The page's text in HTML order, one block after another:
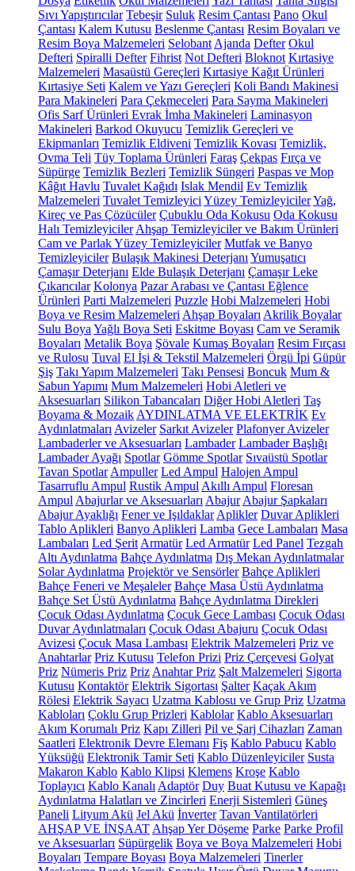
Sıvı Yapıştırıcılar Tebeşir Suluk Resim Çantası Pano Okul
Çantası Kalem Kutusu Beslenme Çantası Resim Boyaları ve
Resim Boya Malzemeleri Selobant Ajanda Defter Okul
Defteri Spiralli Defter Fihrist Not Defteri Bloknot Kırtasiye
Malzemeleri Masaüstü Gereçleri Kırtasiye Kağıt Ürünleri
Kırtasiye Seti Kalem ve Yazı Gereçleri Koli Bandı Makinesi
Para Makineleri Para Çekmeceleri Para Sayma Makineleri
Ofis Sarf Ürünleri Evrak İmha Makineleri Laminasyon
Makineleri Barkod Okuyucu Temizlik Gereçleri ve
Ekipmanları Temizlik Eldiveni Temizlik Kovası Temizlik,
Ovma Teli Tüy Toplama Ürünleri Faraş Çekpas Fırça ve
Süpürge Temizlik Bezleri Temizlik Süngeri Paspas ve Mop
Kâğıt Havlu Tuvalet Kağıdı Islak Mendil Ev Temizlik
Malzemeleri Tuvalet Temizleyici Yüzey TemizleyicilerYağ,
Kireç ve Pas Çözücüler Çubuklu Oda Kokusu Oda Kokusu
Halı Temizleyiciler Ahşap Temizleyiciler ve Bakım Ürünleri
Cam ve Parlak Yüzey Temizleyiciler Mutfak ve Banyo
Temizleyiciler Bulaşık Makinesi Deterjanı Yumuşatıcı
Çamaşır Deterjanı Elde Bulaşık Deterjanı Çamaşır Leke
Çıkarıcılar Kolonya Pazar Arabası ve Çantası Eğlence
Ürünleri Parti Malzemeleri Puzzle Hobi Malzemeleri Hobi
Boya ve Resim Malzemeleri Ahşap Boyaları Akrilik Boyalar
Sulu Boya Yağlı Boya Seti Eskitme Boyası Cam ve Seramik
Boyaları Metalik Boya Şövale Kumaş Boyaları Resim Fırçası
ve Rulosu Tuval El İşi & Tekstil Malzemeleri Örgü İpi Güpür
Şiş Takı Yapım Malzemeleri Takı Pensesi Boncuk Mum &
Sabun Yapımı Mum Malzemeleri Hobi Aletleri ve
Aksesuarları Silikon Tabancaları Diğer Hobi Aletleri Taş
Boyama & Mozaik AYDINLATMA VE ELEKTRİK Ev
Aydınlatmaları Avizeler Sarkıt Avizeler Plafonyer Avizeler
Lambaderler ve Aksesuarları Lambader Lambader Başlığı
Lambader Ayağı Spotlar Gömme Spotlar Sıvaüstü Spotlar
Tavan Spotlar Ampuller Led Ampul Halojen Ampul
Tasarruflu Ampul Rustik Ampul Akıllı Ampul Floresan
Ampul Abajurlar ve Aksesuarları Abajur Abajur Şapkaları
Abajur Ayaklığı Fener ve Işıldaklar Aplikler Duvar Aplikleri
Tablo Aplikleri Banyo Aplikleri Lamba Gece Lambaları Masa
Lambaları Led Şerit Armatür Led Armatür Led Panel Tezgah
Altı Aydınlatma Bahçe Aydınlatma Dış Mekan Aydınlatmalar
Solar Aydınlatma Projektör ve Sensörler Bahçe Aplikleri
Bahçe Feneri ve Meşaleler Bahçe Masa Üstü Aydınlatma
Bahçe Set Üstü Aydınlatma Bahçe Aydınlatma Direkleri
Çocuk Odası Aydınlatma Çocuk Gece Lambası Çocuk Odası
Duvar Aydınlatmaları Çocuk Odası Abajuru Çocuk Odası
Avizesi Çocuk Masa Lambası Elektrik Malzemeleri Priz ve
Anahtarlar Priz Kutusu Telefon Prizi Priz Çerçevesi Golyat
Priz Nümeris Priz Priz Anahtar Priz Şalt Malzemeleri Sigorta
Kutusu Kontaktör Elektrik Sigortası Şalter Kaçak Akım
Rölesi Elektrik Sayacı Uzatma Kablosu ve Grup Priz Uzatma
Kabloları Çoklu Grup Prizleri Kablolar Kablo Aksesuarları
Akım Korumalı Priz Kapı Zilleri Pil ve Şarj Cihazları Zaman
Saatleri Elektronik Devre Elemanı Fiş Kablo Pabucu Kablo
Yüksüğü Elektronik Tamir Seti Kablo Düzenleyiciler Susta
Makaron Kablo Kablo Klipsi Klemens Kroşe Kablo
Toplayıcı Kablo Kanalı Adaptör Duy Buat Kutusu ve Kapağı
Aydınlatma Halatları ve Zincirleri Enerji Sistemleri Güneş
Paneli Lityum Akü Jel Akü İnverter Tavan Vantilatörleri
AHŞAP VE İNŞAAT Ahşap Yer Döşeme Parke Parke Profil
ve Aksesuarları Süpürgelik Boya ve Boya Malzemeleri Hobi
Boyaları Tempare Boyası Boya Malzemeleri Tinerler